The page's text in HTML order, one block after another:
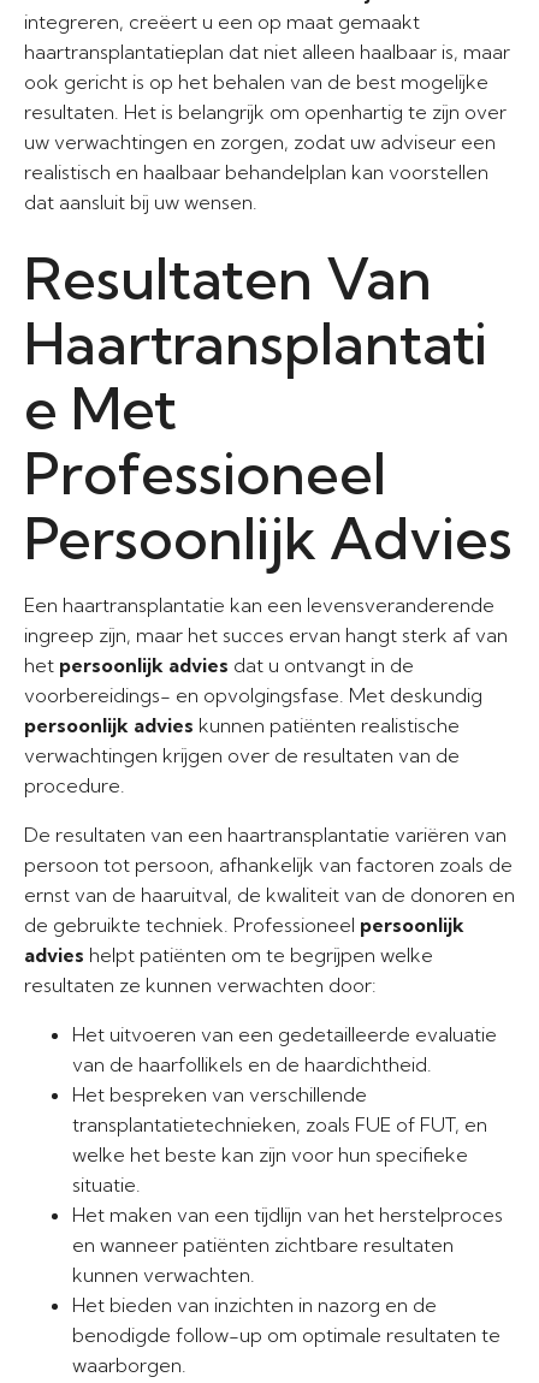
integreren, creëert u een op maat gemaakt
haartransplantatieplan dat niet alleen haalbaar is, maar
ook gericht is op het behalen van de best mogelijke
resultaten. Het is belangrijk om openhartig te zijn over
uw verwachtingen en zorgen, zodat uw adviseur een
realistisch en haalbaar behandelplan kan voorstellen
dat aansluit bij uw wensen.
Resultaten Van
Haartransplantati
e Met
Professioneel
Persoonlijk Advies
Een haartransplantatie kan een levensveranderende
ingreep zijn, maar het succes ervan hangt sterk af van
het persoonlijk advies dat u ontvangt in de
voorbereidings- en opvolgingsfase. Met deskundig
persoonlijk advies kunnen patiënten realistische
verwachtingen krijgen over de resultaten van de
procedure.
De resultaten van een haartransplantatie variëren van
persoon tot persoon, afhankelijk van factoren zoals de
ernst van de haaruitval, de kwaliteit van de donoren en
de gebruikte techniek. Professioneel persoonlijk
advies helpt patiënten om te begrijpen welke
resultaten ze kunnen verwachten door:
Het uitvoeren van een gedetailleerde evaluatie
van de haarfollikels en de haardichtheid.
Het bespreken van verschillende
transplantatietechnieken, zoals FUE of FUT, en
welke het beste kan zijn voor hun specifieke
situatie.
Het maken van een tijdlijn van het herstelproces
en wanneer patiënten zichtbare resultaten
kunnen verwachten.
Het bieden van inzichten in nazorg en de
benodigde follow-up om optimale resultaten te
waarborgen.